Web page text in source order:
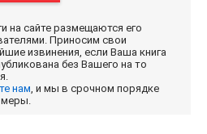
на сайте размещаются его
Приносим свои
извинения, если Ваша книга
без Вашего на то
нам, и мы в срочном порядке